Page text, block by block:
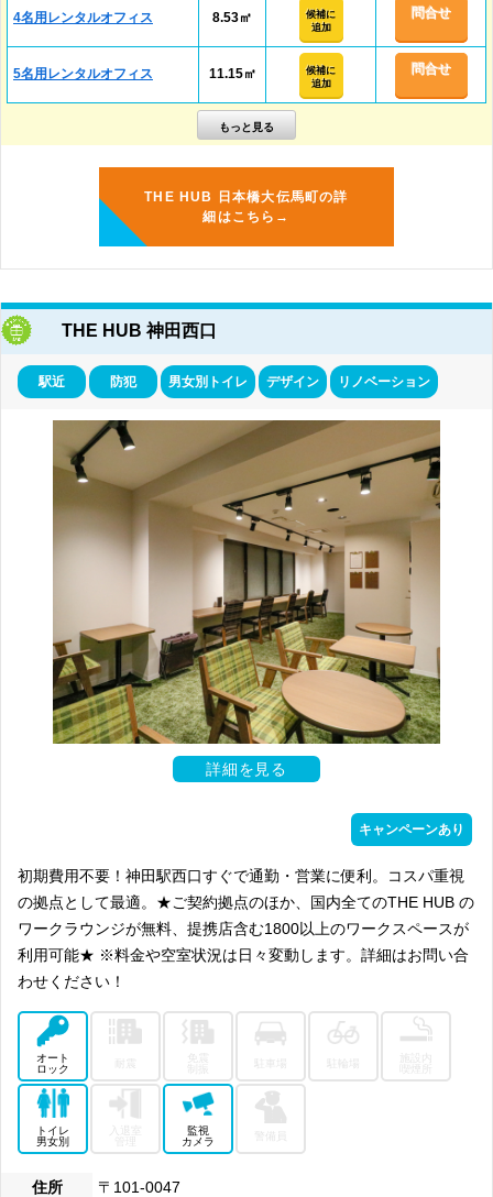
4名用レンタルオフィス 8.53㎡
候補に
追加
問合せ
5名用レンタルオフィス 11.15㎡
候補に
追加
問合せ
THE HUB 日本橋大伝馬町の詳
細はこちら→
THE HUB 神田西口
駅近 防犯 男女別トイレ デザイン リノベーション
詳細を見る
キャンペーンあり
初期費用不要！神田駅西口すぐで通勤・営業に便利。コスパ重視
の拠点として最適。★ご契約拠点のほか、国内全てのTHE HUB の
ワークラウンジが無料、提携店含む1800以上のワークスペースが
利用可能★ ※料金や空室状況は日々変動します。詳細はお問い合
わせください！
オート
ロック
喫煙所
トイレ
男女別
入退室
監視
カメラ
警備員
住所
〒101-0047